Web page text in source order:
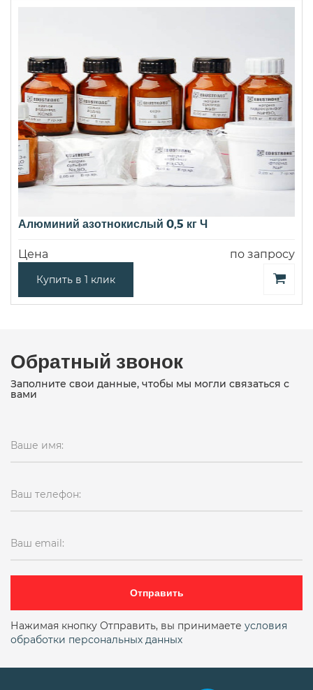
Алюминий азотнокислый 0,5 кг Ч
Цена по запросу
Купить в 1 клик
Обратный звонок
Заполните свои данные, чтобы мы могли связаться с
вами
Ваше имя:
Ваш телефон:
Ваш email:
Отправить
Нажимая кнопку Отправить, вы принимаете условия
обработки персональных данных